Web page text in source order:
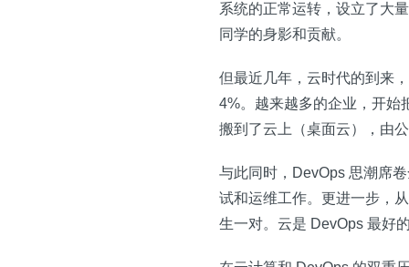
系统的正常运转，设立了大
同学的身影和贡献。
但最近几年，云时代的到来
4%。越来越多的企业，开始
搬到了云上（桌面云），由
与此同时，DevOps 思潮席
试和运维工作。更进一步，
生一对。云是 DevOps 最好